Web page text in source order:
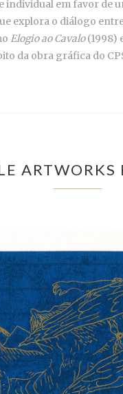
em favor de
explora o diálogo
Elogio ao Cavalo(1998)
da obra gráfica do
ARTWORKS